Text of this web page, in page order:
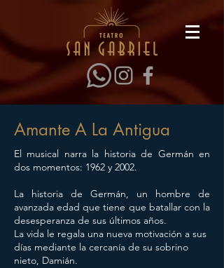
Amante A La Antigua
El musical narra la historia de Germán en
dos momentos: 1962 y 2002.
La historia de Germán, un hombre de
avanzada edad que tiene que batallar con la
desesperanza de sus últimos años.
La vida le regala una nueva motivación a sus
días mediante la cercanía de su sobrino
nieto, Damián.